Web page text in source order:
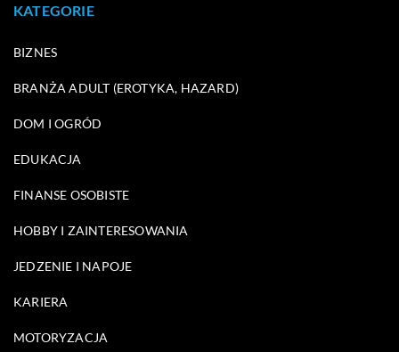
KATEGORIE
BIZNES
BRANŻA ADULT (EROTYKA, HAZARD)
DOM I OGRÓD
EDUKACJA
FINANSE OSOBISTE
HOBBY I ZAINTERESOWANIA
JEDZENIE I NAPOJE
KARIERA
MOTORYZACJA